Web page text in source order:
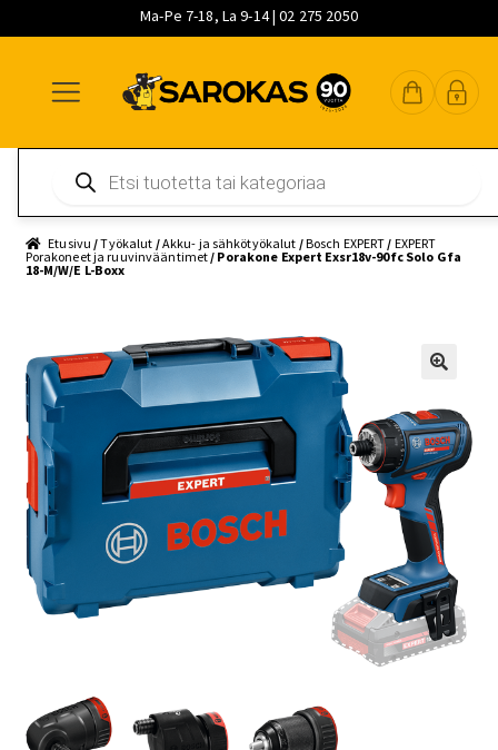
Ma-Pe 7-18, La 9-14 | 02 275 2050
navigointiin
sisältöön
pääsisältöön
search
Etusivu /Työkalut /Akku- ja sähkötyökalut /Bosch EXPERT / EXPERT
Porakoneet ja ruuvinvääntimet / Porakone Expert Exsr18v-90fc Solo Gfa
18-M/W/E L-Boxx